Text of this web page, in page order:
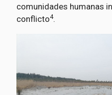
comunidades humanas
conflicto4.